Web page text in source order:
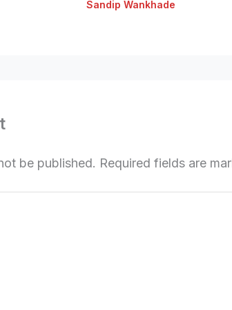
Sandip Wankhade
be published. Required fields are